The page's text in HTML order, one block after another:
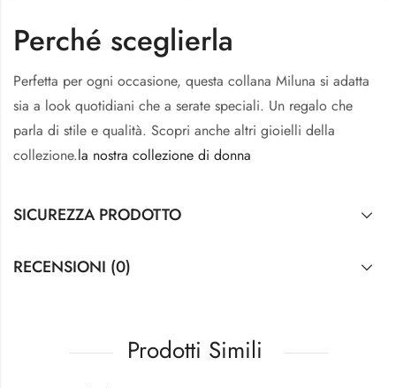
Perché sceglierla
Perfetta per ogni occasione, questa collana Miluna si adatta
sia a look quotidiani che a serate speciali. Un regalo che
parla di stile e qualità. Scopri anche altri gioielli della
collezione.la nostra collezione di donna
SICUREZZA PRODOTTO
RECENSIONI (0)
Prodotti Simili